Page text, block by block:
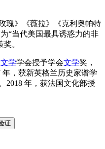
瑰》《薇拉》《克利奥帕特
“当代美国最具诱惑力的非
。
文学学会授予学会文学奖，
年，获新英格兰历史家谱学
2018 年，获法国文化部授
证